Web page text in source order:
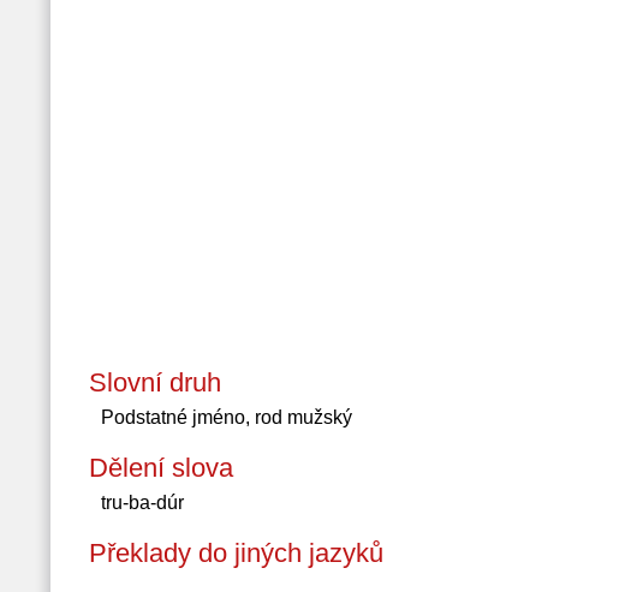
Slovní druh
Podstatné jméno, rod mužský
Dělení slova
tru-ba-dúr
Překlady do jiných jazyků